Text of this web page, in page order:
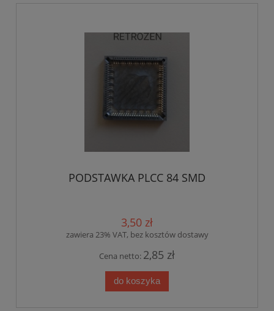
PODSTAWKA PLCC 84 SMD
3,50 zł
zawiera 23% VAT, bez kosztów dostawy
Cena netto: 2,85 zł
do koszyka